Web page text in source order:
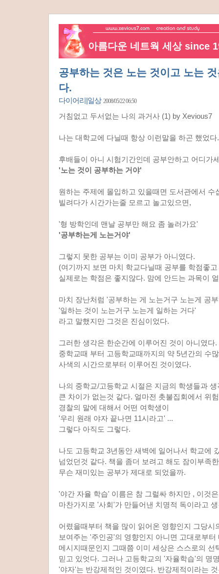
아름다운 네트웍 세상 since
공부하는 것은 노는 것이고 노는
다.
다이어리|일상 2008/05/22 06:50
거침없고 두서없는 나의 과거사 (1) by Xevious7
나는 대학교에 다닐때 항상 이런말을 하곤 했었다.
후배들이 아니 시험기간인데 공부안하고 어디가
'노는 것이 공부하는 거야'
원하는 주제에 몰입하고 있을때면 도서관에서 수
빌려다가 시간가는줄 모르고 놀고있으면,
'형 방학인데 맨날 공부만 해요 좀 놀러가요'
'공부하는게 노는거야'
그렇지 못한 공부는 이미 공부가 아니였다.
(여기까지 보면 마치 학교다닐때 공부를 학점좋
실제로는 학점은 좋지않다. 맘에 안드는 과목이
마치 장난처럼 '공부하는 게 노는거구 노는게 공
'일하는 것이 노는거구 노는게 일하는 거다'
라고 말했지만 그것은 진심이었다.
그러한 생각은 한순간에 이루어진 것이 아니였다.
중학교때 부터 고등학교때까지의 약 5년간의 수
사색의 시간으로부터 이루어진 것이였다.
나의 중학교/고등학교 시절은 지금의 학생들과
큰 차이가 없는것 같다. 얼마전 촛불집회에서 위
경찰의 말에 대해서 어떤 여학생이
'우리 원래 야자 끝나면 11시라고' ...
그렇다 아직도 그렇다.
나도 고등학교 3년동안 새벽에 일어나서 학교에
넘었던것 같다. 책을 좀더 보려고 해도 잠이부족
무슨 재미있는 공부가 제대로 되었을까.
'야간 자율 학습' 이름은 참 그럴싸 하지만 , 이것
마찬가지로 '사회'가 만들어낸 치명적 독이라고
어렸을때부터 책을 많이 읽어온 영향인지 그당시
보여주는 '주인공'의 영향인지 아니면 고대로부
메시지때문인지 그때쯤 이미 세상은 스스로의 선
믿고 있엇다. 그러나 고등학교의 '자율학습'의 명
'야자'는 반강제적인 것이였다. 반강제적이라는